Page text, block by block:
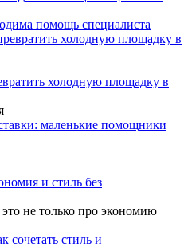
помощь специалиста
холодную площадку в
маленькие помощники
и стиль без
не только про экономию